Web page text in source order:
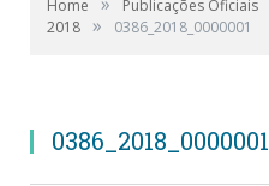
Home Publicações Oficiais
2018 » 0386_2018_0000001
0386_2018_0000001